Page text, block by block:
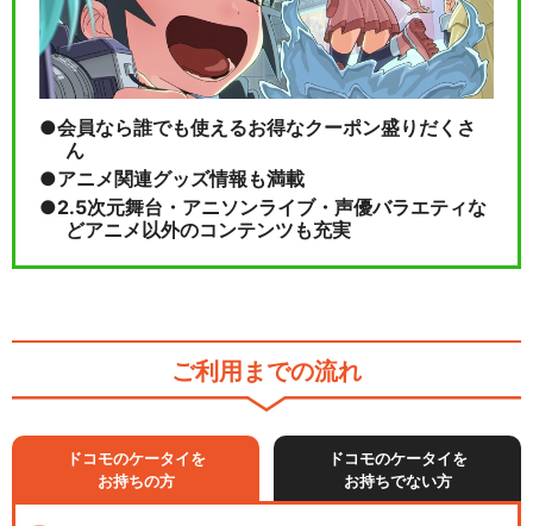
会員なら誰でも使えるお得なクーポン盛りだくさ
ん
アニメ関連グッズ情報も満載
2.5次元舞台・アニソンライブ・声優バラエティな
どアニメ以外のコンテンツも充実
ご利用までの流れ
ドコモのケータイを
お持ちの方
ドコモのケータイを
お持ちでない方